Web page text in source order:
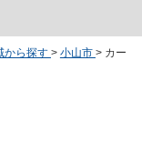
から探す > 小山市 > カー